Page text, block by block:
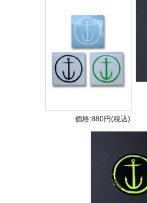
• Quad Height: 3.75 Base:
価格:880円(税込)